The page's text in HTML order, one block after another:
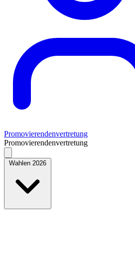
Promovierendenvertretung
Promovierendenvertretung
Wahlen 2026